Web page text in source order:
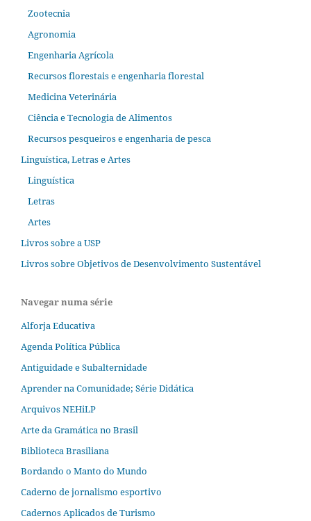
Zootecnia
Agronomia
Engenharia Agrícola
Recursos florestais e engenharia florestal
Medicina Veterinária
Ciência e Tecnologia de Alimentos
Recursos pesqueiros e engenharia de pesca
Linguística, Letras e Artes
Linguística
Letras
Artes
Livros sobre a USP
Livros sobre Objetivos de Desenvolvimento Sustentável
Navegar numa série
Alforja Educativa
Agenda Política Pública
Antiguidade e Subalternidade
Aprender na Comunidade; Série Didática
Arquivos NEHiLP
Arte da Gramática no Brasil
Biblioteca Brasiliana
Bordando o Manto do Mundo
Caderno de jornalismo esportivo
Cadernos Aplicados de Turismo